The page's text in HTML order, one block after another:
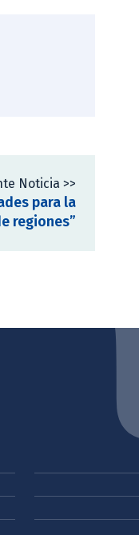
Noticia >>
para la
regiones”